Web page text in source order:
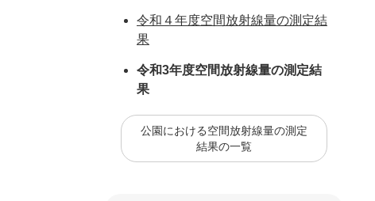
令和４年度空間放射線量の測定結
果
令和3年度空間放射線量の測定結
果
公園における空間放射線量の測定
結果の一覧